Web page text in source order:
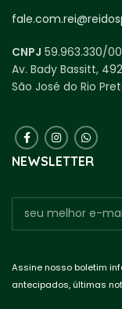
CNPJ 59.963.330/
Av. Bady Bassitt,
São José do Rio
NEWSLETTER
Assine nosso boletim
antecipados, últimas